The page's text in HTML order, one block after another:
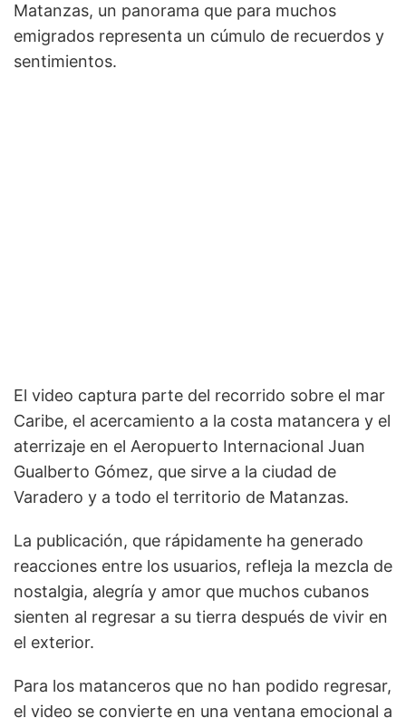
Matanzas, un panorama que para muchos
emigrados representa un cúmulo de recuerdos y
sentimientos.
El video captura parte del recorrido sobre el mar
Caribe, el acercamiento a la costa matancera y el
aterrizaje en el Aeropuerto Internacional Juan
Gualberto Gómez, que sirve a la ciudad de
Varadero y a todo el territorio de Matanzas.
La publicación, que rápidamente ha generado
reacciones entre los usuarios, refleja la mezcla de
nostalgia, alegría y amor que muchos cubanos
sienten al regresar a su tierra después de vivir en
el exterior.
Para los matanceros que no han podido regresar,
el video se convierte en una ventana emocional a